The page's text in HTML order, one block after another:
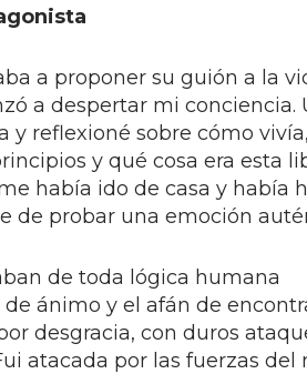
a proponer su guión a la
a despertar mi conciencia.
reflexioné sobre cómo
y qué cosa era esta
había ido de casa y había
de probar una emoción
de toda lógica humana
ánimo y el afán de
desgracia, con duros
atacada por las fuerzas del